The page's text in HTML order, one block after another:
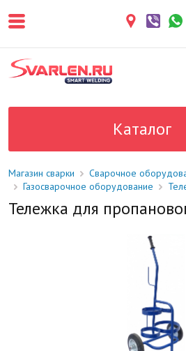
более 3 рабочих дней.
поставки в магазин:
дня.
Данный товар
уточните у менеджера.
Каталог
Магазин сварки
Сварочное
Газосварочное оборудование
Тележка для